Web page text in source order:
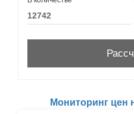
Мониторинг цен